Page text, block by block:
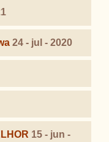
24 - jul - 2020
15 - jun -